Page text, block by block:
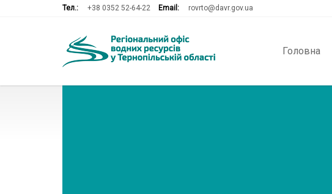
Тел.: +38 0352 52-64-22 Email: rovrto@davr.gov.ua
Головна